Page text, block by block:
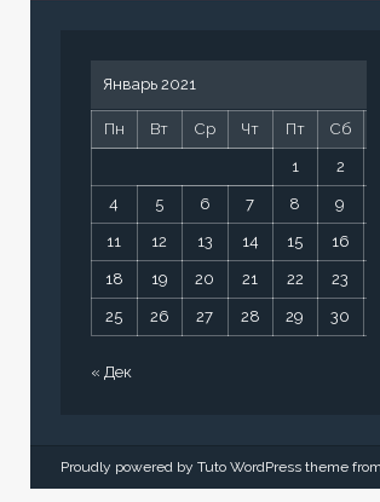
Январь 2021
Пн Вт Ср Чт Пт Сб
1 2
4 5 6 7 8 9
11 12 13 14 15 16
18 19 20 21 22 23
25 26 27 28 29 30
« Дек
Proudly powered by Tuto WordPress theme from